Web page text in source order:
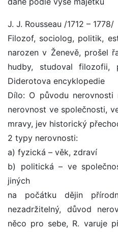
J. J. Rousseau /1712 – 1778/
Filozof, sociolog, politik,
narozen v Ženevě, prošel
hudby, studoval filozofii,
Diderotova encyklopedie
Dílo: O původu
nerovnost ve společnosti,
mravy, jev historický
2 typy nerovnosti:
a) fyzická – věk, zdraví
b) politická – ve
jiných
na počátku dějin
nezadržitelný, důvod
něco pro sebe, R. varuje